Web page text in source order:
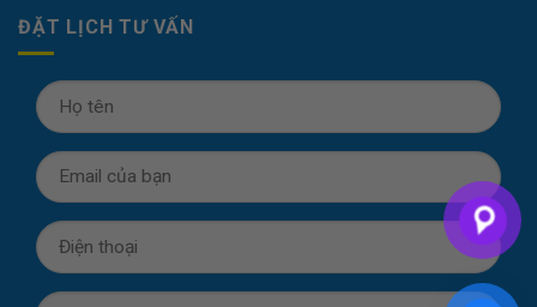
ĐẶT LỊCH TƯ VẤN